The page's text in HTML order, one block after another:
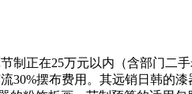
正在25万元以内（含部门二
摆布费用。其远销日韩的